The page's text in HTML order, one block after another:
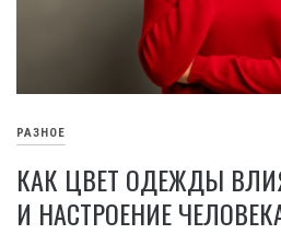
РАЗНОЕ
КАК ЦВЕТ ОДЕЖДЫ
И НАСТРОЕНИЕ